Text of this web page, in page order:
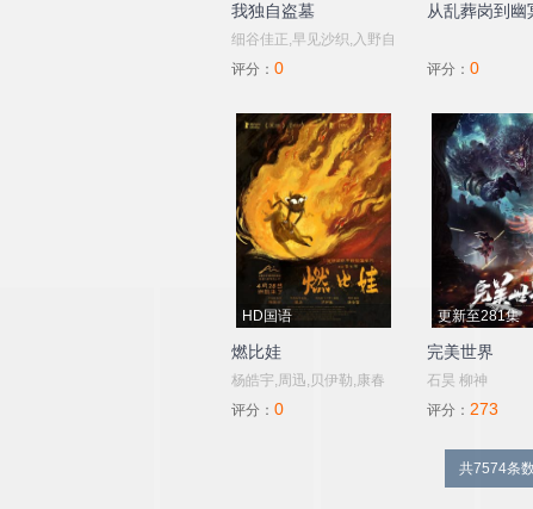
我独自盗墓
细谷佳正,早见沙织,入野自
由,诹访部顺一
评分： 0
从乱葬岗到幽
评分： 0
HD国语
燃比娃
杨皓宇,周迅,贝伊勒,康春
雷
评分： 0
更新至281集
完美世界
石昊 柳神
评分： 273
共7574条